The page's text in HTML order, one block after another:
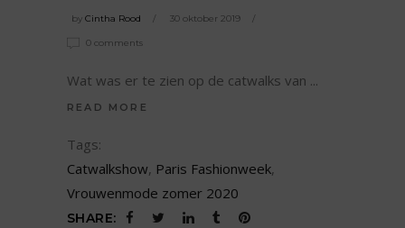
by Cintha Rood 30 oktober 2019
0 comments
Wat was er te zien op de catwalks van
READ MORE
Tags:
Catwalkshow, Paris Fashionweek,
Vrouwenmode zomer 2020
SHARE: